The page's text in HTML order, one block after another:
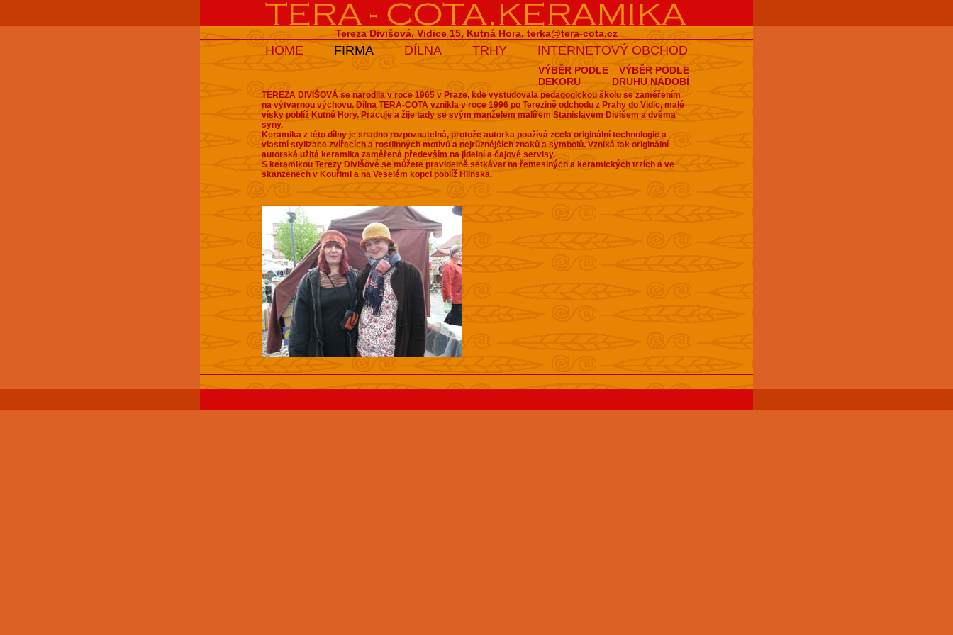
Tereza Divišová, Vidice 15, Kutná Hora, terka@tera-cota.cz
HOME FIRMA DÍLNA TRHY INTERNETOVÝ OBCHOD
VÝBĚR PODLE
DRUHU NÁDOBÍ
VÝBĚR PODLE
DEKORU
TEREZA DIVIŠOVÁ se narodila v roce 1965 v Praze, kde vystudovala pedagogickou školu se zaměřením
na výtvarnou výchovu. Dílna TERA-COTA vznikla v roce 1996 po Terezině odchodu z Prahy do Vidic, malé
vísky poblíž Kutné Hory. Pracuje a žije tady se svým manželem malířem Stanislavem Divišem a dvěma
syny.
Keramika z této dílny je snadno rozpoznatelná, protože autorka používá zcela originální technologie a
vlastní stylizace zvířecích a rostlinných motivů a nejrůznějších znaků a symbolů. Vzniká tak originální
autorská užitá keramika zaměřená především na jídelní a čajové servisy.
S keramikou Terezy Divišové se můžete pravidelně setkávat na řemeslných a keramických trzích a ve
skanzenech v Kouřimi a na Veselém kopci poblíž Hlinska.